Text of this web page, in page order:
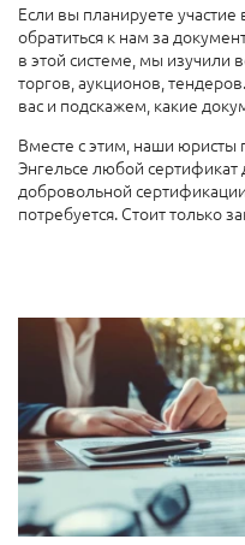
Если вы планируете
обратиться к нам за
в этой системе, мы изучили
торгов, аукционов,
вас и подскажем, какие
Вместе с этим, наши юристы
Энгельсе любой сертификат
добровольной
потребуется. Стоит только